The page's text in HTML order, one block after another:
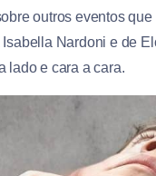
outros eventos
Nardoni e de
lado e cara a cara.